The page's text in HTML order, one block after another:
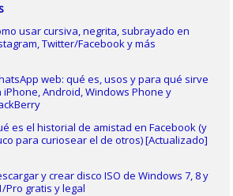
usar cursiva, negrita, subrayado en
Twitter/Facebook y más
web: qué es, usos y para qué sirve
iPhone, Android, Windows Phone y
es el historial de amistad en Facebook (y
para curiosear el de otros) [Actualizado]
y crear disco ISO de Windows 7, 8 y
Pro gratis y legal